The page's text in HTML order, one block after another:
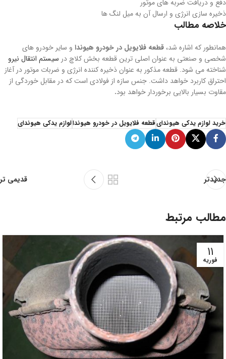
دفع و دریافت ضربه های موتور
ذخیره سازی انرژی و ارسال آن به میل لنگ ها
خلاصه مطالب
همانطور که اشاره شد، قطعه فلایویل در خودرو هیوندا و سایر خودرو های
شخصی و صنعتی به عنوان اصلی ترین قطعه بخش کلاچ در سیستم انتقال نیرو
شناخته می شود. قطعه مذکور به عنوان ذخیره کننده انرژی و ضربات موتور در آغاز
احتراق کاربرد خواهد داشت. جنس سازه از فولادی است که در مقابل خوردگی از
مقاوت بسیار بالایی برخوردار خواهد بود.
خرید لوازم یدکی هیوندایقطعه فلایویل در خودرو هیوندالوازم یدکی هیوندای
جدیدتر قدیمی تر
مطالب مرتبط
11
فوریه